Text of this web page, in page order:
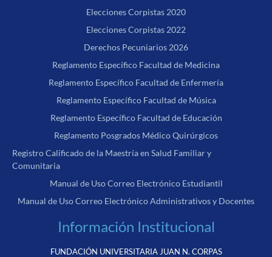
Elecciones Corpistas 2020
Elecciones Corpistas 2022
Derechos Pecuniarios 2026
Reglamento Específico Facultad de Medicina
Reglamento Específico Facultad de Enfermería
Reglamento Específico Facultad de Música
Reglamento Específico Facultad de Educación
Reglamento Posgrados Médico Quirúrgicos
Registro Calificado de la Maestría en Salud Familiar y
Comunitaria
Manual de Uso Correo Electrónico Estudiantil
Manual de Uso Correo Electrónico Administrativos y Docentes
Información Institucional
FUNDACIÓN UNIVERSITARIA JUAN N. CORPAS